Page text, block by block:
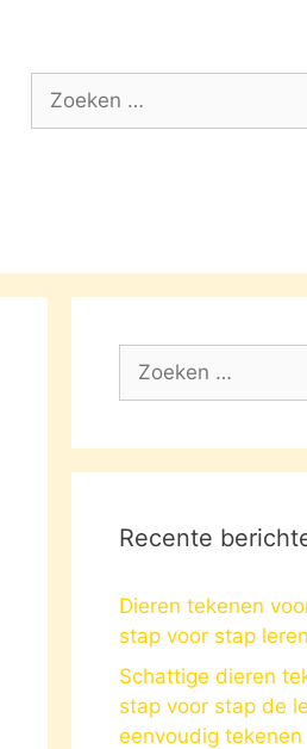
Zoek
Zoek
Recente
Dieren tekenen
stap voor stap
Schattige dieren
stap voor stap de
eenvoudig tekenen